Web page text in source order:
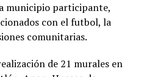
municipio participante,
con el futbol, la
comunitarias.
de 21 murales en